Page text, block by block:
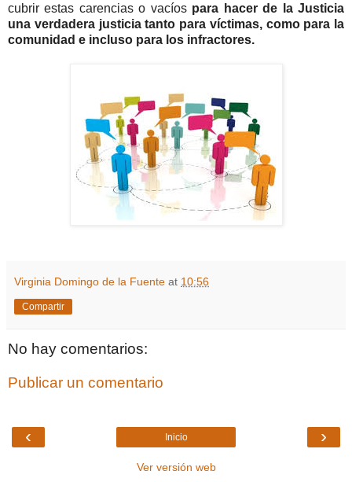
cubrir estas carencias o vacíospara hacer de la Justicia
una verdadera justicia tanto para víctimas, como para la
comunidad e incluso para los infractores.
Virginia Domingo de la Fuente at 10:56
Compartir
No hay comentarios:
Publicar un comentario
‹ ›
Inicio
Ver versión web